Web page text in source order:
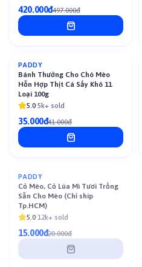
420.000đ497.000đ
-15%
PADDY
Bánh Thưởng Cho Chó Mèo
Hỗn Hợp Thịt Cá Sấy Khô 11
Loại 100g
5.0·5k+ sold
35.000đ41.000đ
Sold out
PADDY
Cỏ Mèo, Cỏ Lúa Mì Tươi Trồng
Sẵn Cho Mèo (Chỉ ship
Tp.HCM)
5.0·12k+ sold
15.000đ20.000đ